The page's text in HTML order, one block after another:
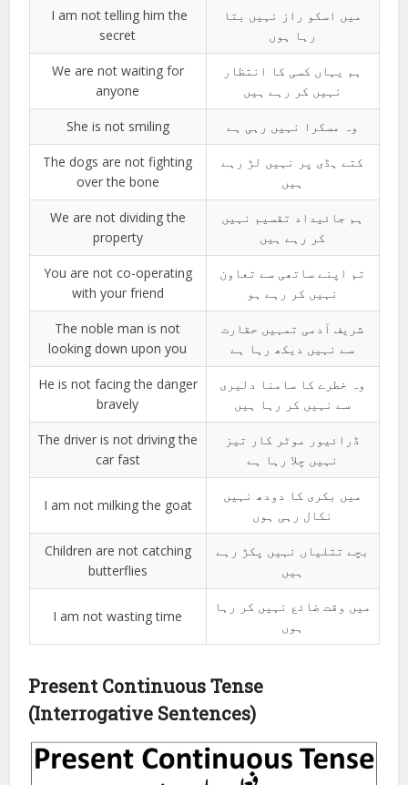
I am not telling him the
secret
میں اسکو راز نہیں بتا
رہا ہوں
We are not waiting for
anyone
ہم یہاں کسی کا انتظار
نہیں کر رہے ہیں
She is not smiling وہ مسکرا نہیں رہی ہے
The dogs are not fighting
over the bone
کتے ہڈی پر نہیں لڑ رہے
ہیں
We are not dividing the
property
ہم جائیداد تقسیم نہیں
کر رہے ہیں
You are not co-operating
with your friend
تم اپنے ساتھی سے تعاون
نہیں کر رہے ہو
The noble man is not
looking down upon you
شریف آدمی تمہیں حقارت
سے نہیں دیکھ رہا ہے
He is not facing the danger
bravely
وہ خطرے کا سامنا دلیری
سے نہیں کر رہا ہیں
The driver is not driving the
car fast
ڈرائیور موٹر کار تیز
نہیں چلا رہا ہے
I am not milking the goat
میں بکری کا دودھ نہیں
نکال رہی ہوں
Children are not catching
butterflies
بچے تتلیاں نہیں پکڑ رہے
ہیں
I am not wasting time
میں وقت ضائع نہیں کر رہا
ہوں
Present Continuous Tense
(Interrogative Sentences)